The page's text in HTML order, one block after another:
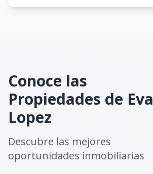
Conoce las
Propiedades de Eva
Lopez
Descubre las mejores
oportunidades inmobiliarias